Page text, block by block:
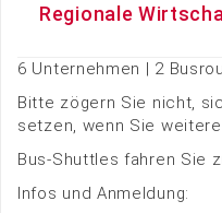
Regionale
6 Unternehmen | 2
Bitte zögern Sie nicht,
setzen, wenn Sie
Bus-Shuttles fahren Sie
Infos und Anmeldung: